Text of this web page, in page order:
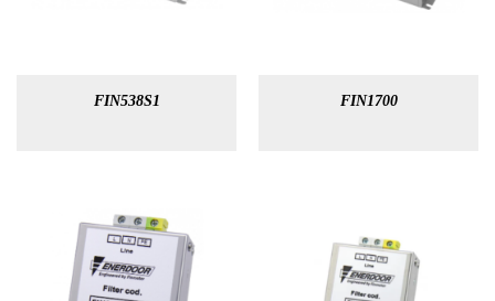
FIN538S1 FIN1700